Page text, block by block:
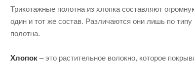
Трикотажные полотна из хлопка составляют
один и тот же состав. Различаются они лишь по
полотна.
Хлопок – это растительное волокно, которое